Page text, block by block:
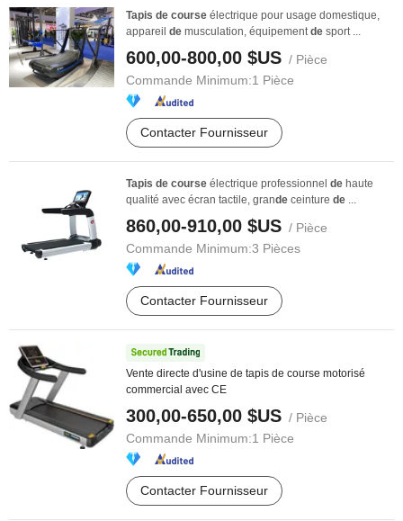
Tapis de course électrique pour usage domestique,
appareil de musculation, équipementde sport ...
600,00-800,00 $US / Pièce
Commande Minimum:1 Pièce
Contacter Fournisseur
Tapis de course électrique professionnel de haute
qualité avec écran tactile, grande ceinture de ...
860,00-910,00 $US / Pièce
Commande Minimum:3 Pièces
Contacter Fournisseur
Vente directe d'usine de tapis de course motorisé
commercial avec CE
300,00-650,00 $US / Pièce
Commande Minimum:1 Pièce
Contacter Fournisseur